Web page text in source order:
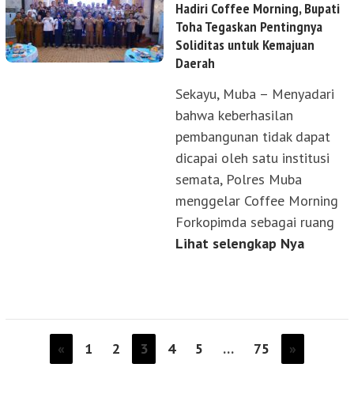
Hadiri Coffee Morning, Bupati
Toha Tegaskan Pentingnya
Soliditas untuk Kemajuan
Daerah
Sekayu, Muba – Menyadari
bahwa keberhasilan
pembangunan tidak dapat
dicapai oleh satu institusi
semata, Polres Muba
menggelar Coffee Morning
Forkopimda sebagai ruang
Lihat selengkap Nya
« 1 2 3 4 5 … 75 »